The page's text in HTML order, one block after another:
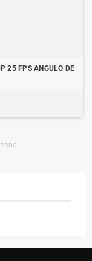
25 FPS ANGULO DE